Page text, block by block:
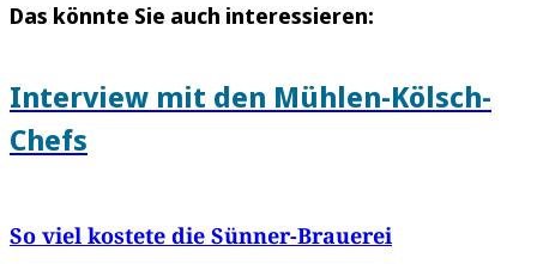
Das könnte Sie auch interessieren:
Interview mit den Mühlen-Kölsch-
Chefs
So viel kostete die Sünner-Brauerei